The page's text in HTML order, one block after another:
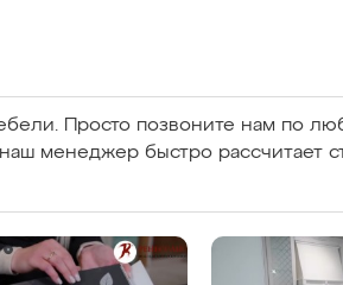
Просто позвоните нам по
менеджер быстро рассчитает